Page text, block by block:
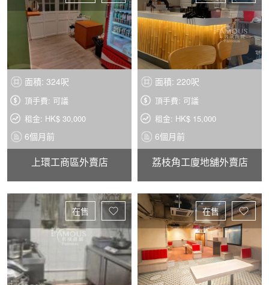
面積: 324呎
頂手費: 可議
租金: HK$ 30,000
6個月前
上環工商區外賣店
面積: 220呎
頂手費: 可議
租金: HK$ 15,000
6個月前
荔枝角工廈地舖外賣店
在售 在售